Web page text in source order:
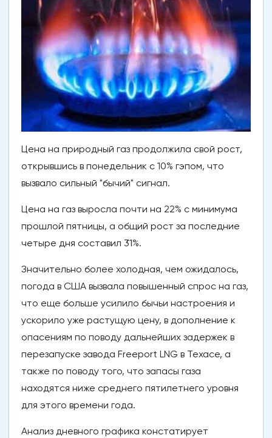
Цена на природный газ продолжила свой рост,
открывшись в понедельник с 10% гэпом, что
вызвало сильный "бычий" сигнал.
Цена на газ выросла почти на 22% с минимума
прошлой пятницы, а общий рост за последние
четыре дня составил 31%.
Значительно более холодная, чем ожидалось,
погода в США вызвала повышенный спрос на газ,
что еще больше усилило бычьи настроения и
ускорило уже растущую цену, в дополнение к
опасениям по поводу дальнейших задержек в
перезапуске завода Freeport LNG в Техасе, а
также по поводу того, что запасы газа
находятся ниже среднего пятилетнего уровня
для этого времени года.
Анализ дневного графика констатирует